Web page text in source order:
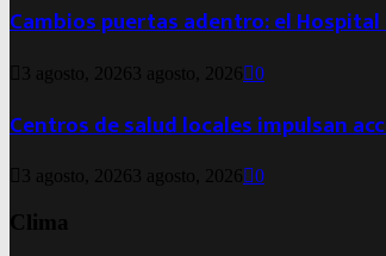
Cambios puertas adentro: el
3 agosto, 2026 3 agosto, 2026 0
Centros de salud locales impulsan
3 agosto, 2026 3 agosto, 2026 0
Clima